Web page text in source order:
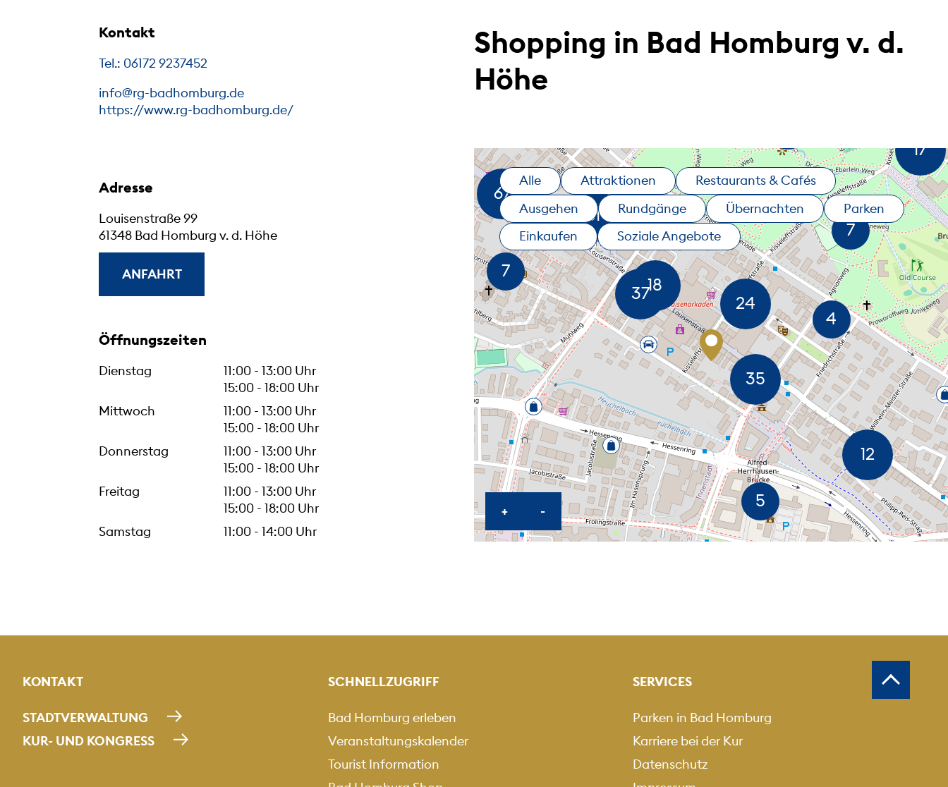
Kontakt
Tel.: 06172 9237452
info@rg-badhomburg.de
https://www.rg-badhomburg.de/
Adresse
Louisenstraße 99
61348 Bad Homburg v. d. Höhe
ANFAHRT
Öffnungszeiten
Dienstag
11:00 - 13:00 Uhr
15:00 - 18:00 Uhr
Mittwoch
11:00 - 13:00 Uhr
15:00 - 18:00 Uhr
Donnerstag
11:00 - 13:00 Uhr
15:00 - 18:00 Uhr
Freitag
11:00 - 13:00 Uhr
15:00 - 18:00 Uhr
Samstag
11:00 - 14:00 Uhr
Shopping in Bad Homburg v. d.
Höhe
Alle Attraktionen
Restaurants & Cafés
Ausgehen
Rundgänge Übernachten
Parken
Einkaufen
Soziale Angebote
+KARTE HEREINZOOMEN
-KARTE HERAUSZOOMEN
KONTAKT
STADTVERWALTUNG
KUR- UND KONGRESS
SCHNELLZUGRIFF
Bad Homburg erleben
Veranstaltungskalender
Tourist Information
SERVICES
Parken in Bad Homburg
Karriere bei der Kur
Datenschutz